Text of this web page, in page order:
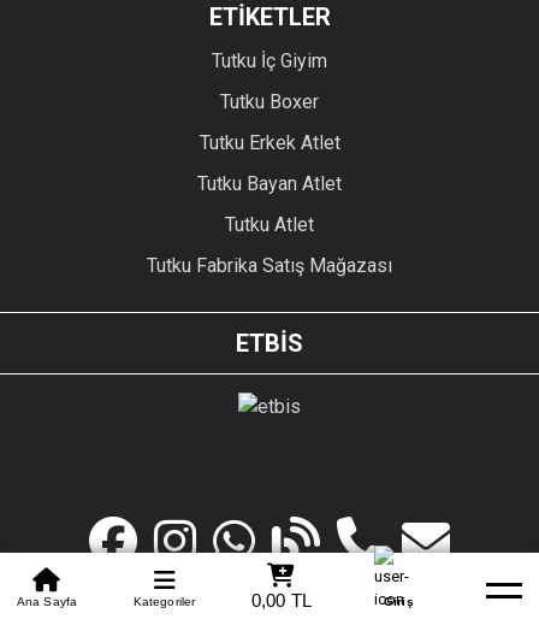
0850 305 09 70
Beden Tablosu Banka Hesapları Whatsapp Yardım
Ana Sayfa Kategoriler 0,00 TL Giriş
ETİKETLER
Tutku İç Giyim
Tutku Boxer
Tutku Erkek Atlet
Tutku Bayan Atlet
Tutku Atlet
Tutku Fabrika Satış Mağazası
ETBİS